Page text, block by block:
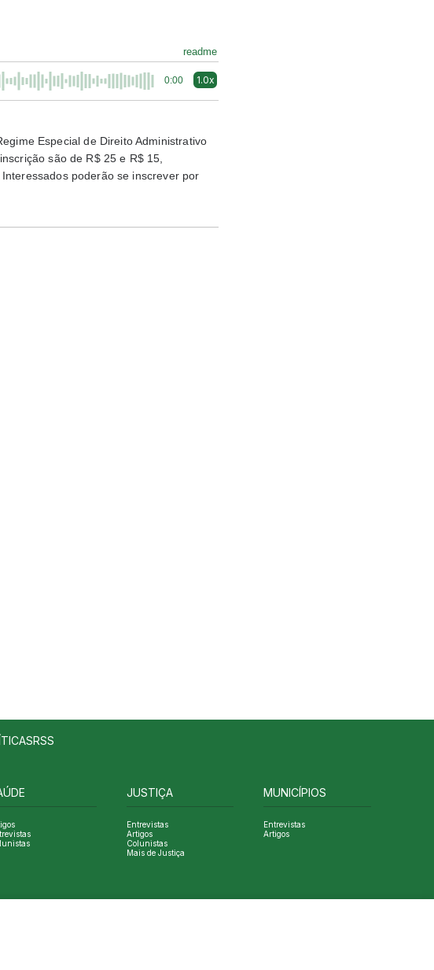
readme
0:00 1.0x
Especial de Direito Administrativo
são de R$ 25 e R$ 15,
poderão se inscrever por
RSS
JUSTIÇA
Entrevistas
Artigos
Colunistas
Mais de Justiça
MUNICÍPIOS
Entrevistas
Artigos